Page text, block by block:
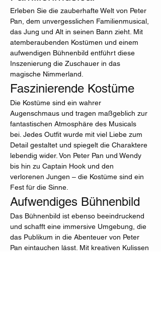
Erleben Sie die zauberhafte Welt von Peter
Pan, dem unvergesslichen Familienmusical,
das Jung und Alt in seinen Bann zieht. Mit
atemberaubenden Kostümen und einem
aufwendigen Bühnenbild entführt diese
Inszenierung die Zuschauer in das
magische Nimmerland.
Faszinierende Kostüme
Die Kostüme sind ein wahrer
Augenschmaus und tragen maßgeblich zur
fantastischen Atmosphäre des Musicals
bei. Jedes Outfit wurde mit viel Liebe zum
Detail gestaltet und spiegelt die Charaktere
lebendig wider. Von Peter Pan und Wendy
bis hin zu Captain Hook und den
verlorenen Jungen – die Kostüme sind ein
Fest für die Sinne.
Aufwendiges Bühnenbild
Das Bühnenbild ist ebenso beeindruckend
und schafft eine immersive Umgebung, die
das Publikum in die Abenteuer von Peter
Pan eintauchen lässt. Mit kreativen Kulissen